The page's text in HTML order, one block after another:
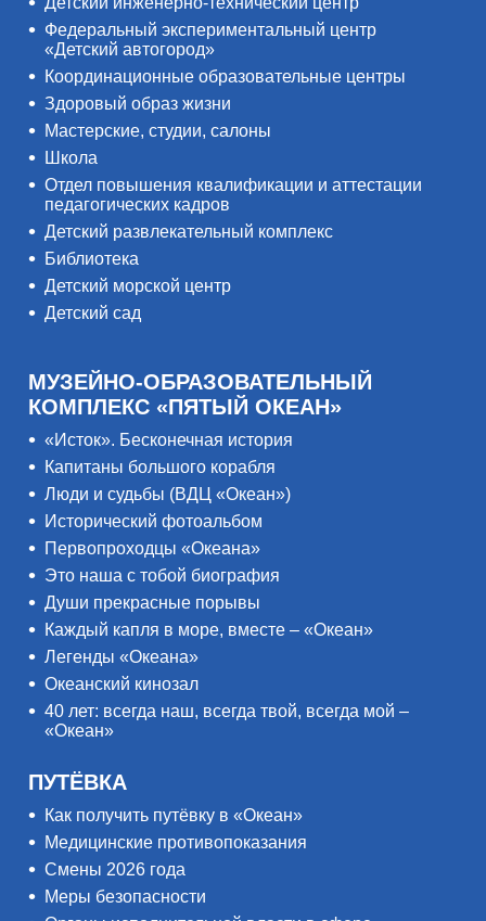
Федеральный экспериментальный центр
«Детский автогород»
Координационные образовательные центры
Здоровый образ жизни
Мастерские, студии, салоны
Школа
Отдел повышения квалификации и аттестации
педагогических кадров
Детский развлекательный комплекс
Библиотека
Детский морской центр
Детский сад
МУЗЕЙНО-ОБРАЗОВАТЕЛЬНЫЙ
КОМПЛЕКС «ПЯТЫЙ ОКЕАН»
«Исток». Бесконечная история
Капитаны большого корабля
Люди и судьбы (ВДЦ «Океан»)
Исторический фотоальбом
Первопроходцы «Океана»
Это наша с тобой биография
Души прекрасные порывы
Каждый капля в море, вместе – «Океан»
Легенды «Океана»
Океанский кинозал
40 лет: всегда наш, всегда твой, всегда мой –
«Океан»
ПУТЁВКА
Как получить путёвку в «Океан»
Медицинские противопоказания
Смены 2026 года
Меры безопасности